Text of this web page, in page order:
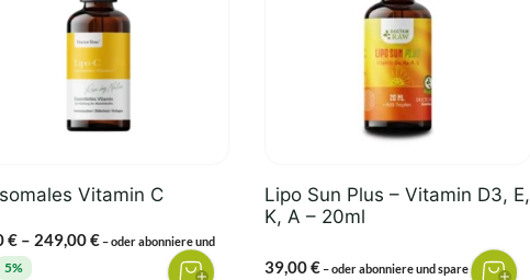
Vitamin C
€ – 249,00€Preisspanne:
–oder abonniere und
5%
Lipo Sun Plus – Vitamin D3, E,
K, A – 20ml
39,00€ –oder abonniere und spare 5%